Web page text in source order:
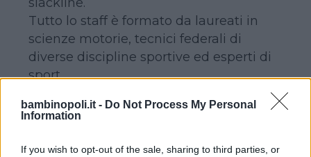
bambinopoli.it - Do Not Process My Personal
Information
If you wish to opt-out of the sale, sharing to third parties, or
Tutto lo staff è formato da laureati in
scienze motorie, tecnici federali di
diverse discipline sportive ed esperti di
sport.
sono proposte in maniera adeguata alle
percorsi studiati ad hoc.